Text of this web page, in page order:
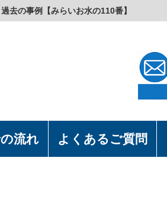
去の事例【みらいお水の110番】
流れ よくあるご質問